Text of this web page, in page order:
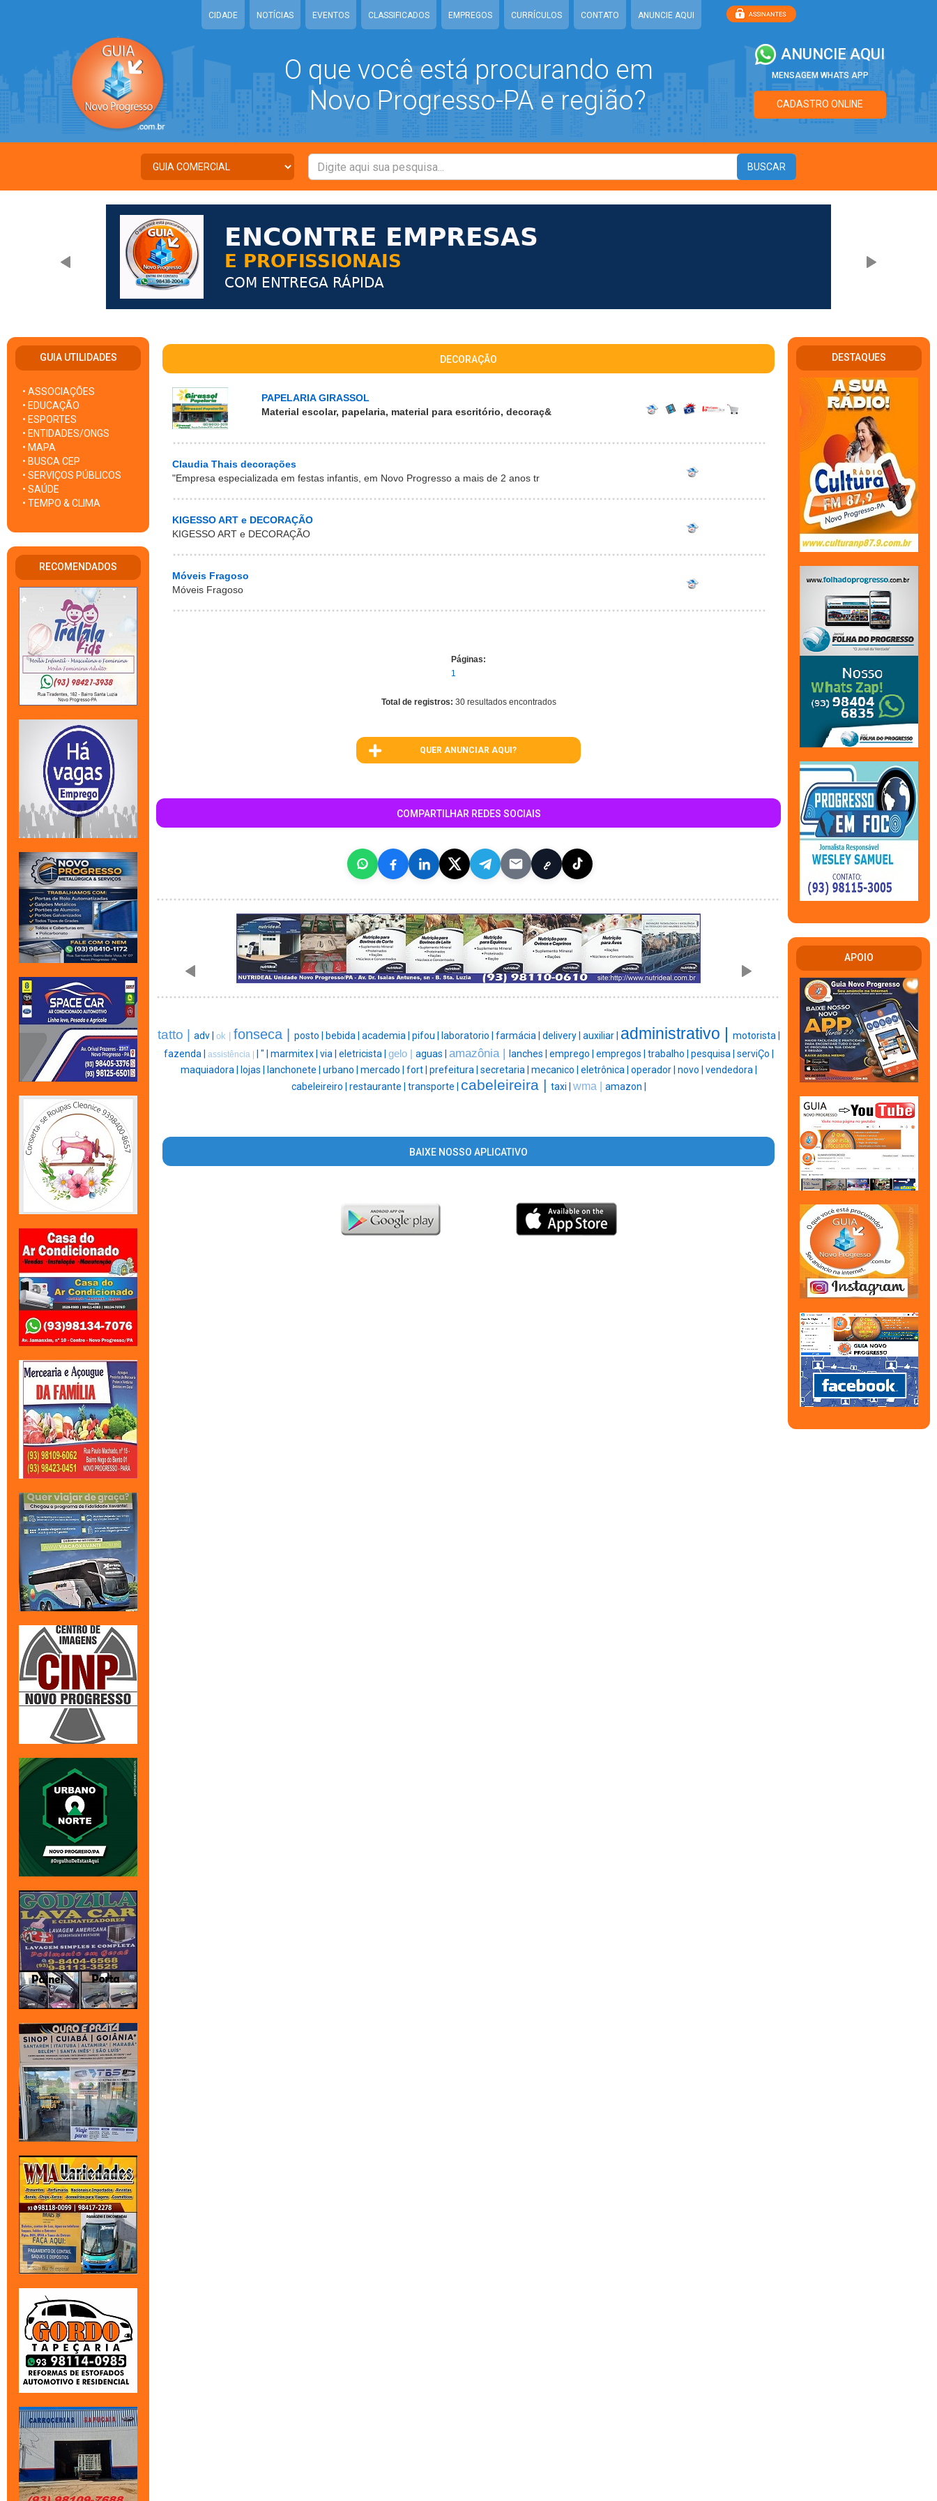
CIDADE NOTÍCIAS EVENTOS CLASSIFICADOS EMPREGOS CURRÍCULOS CONTATO ANUNCIE AQUI
O que você está procurando em
Novo Progresso-PA e região?
ANUNCIE AQUI
MENSAGEM WHATS APP
CADASTRO ONLINE
GUIA UTILIDADES
• ASSOCIAÇÕES
• EDUCAÇÃO
• ESPORTES
• ENTIDADES/ONGS
• MAPA
• BUSCA CEP
• SERVIÇOS PÚBLICOS
• SAÚDE
• TEMPO & CLIMA
RECOMENDADOS
DECORAÇÃO
PAPELARIA GIRASSOL
Material escolar, papelaria, material para escritório, decoraç&
Claudia Thais decorações
"Empresa especializada em festas infantis, em Novo Progresso a mais de 2 anos tr
KIGESSO ART e DECORAÇÃO
KIGESSO ART e DECORAÇÃO
Móveis Fragoso
Móveis Fragoso
Páginas:
1
Total de registros: 30 resultados encontrados
QUER ANUNCIAR AQUI?
COMPARTILHAR REDES SOCIAIS
tatto | adv | ok | fonseca | posto | bebida | academia | pifou | laboratorio | farmácia | delivery | auxiliar | administrativo |
motorista |
fazenda |
assistência | " | marmitex | via | eletricista | gelo | aguas | amazônia | lanches | emprego | empregos | trabalho | pesquisa | serviÇo |
maquiadora |
lojas | lanchonete | urbano | mercado | fort | prefeitura | secretaria | mecanico | eletrônica | operador | novo | vendedora |
cabeleireiro | restaurante | transporte | cabeleireira | taxi | wma | amazon |
BAIXE NOSSO APLICATIVO
DESTAQUES
APOIO